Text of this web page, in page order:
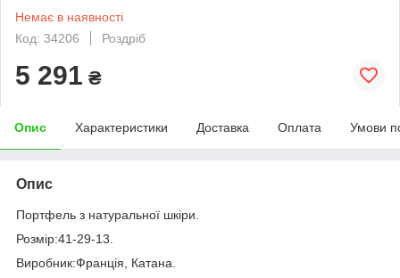
Немає в наявності
Код: 34206
Роздріб
5 291 ₴
Опис Характеристики Доставка Оплата Умови
Опис
Портфель з натуральної шкіри.
Розмір:41-29-13.
Виробник:Франція, Катана.